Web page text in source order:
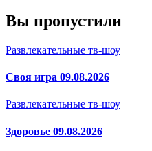
Вы пропустили
Развлекательные тв-шоу
Своя игра 09.08.2026
Развлекательные тв-шоу
Здоровье 09.08.2026